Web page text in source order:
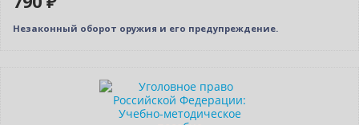
Незаконный оборот оружия и его предупреждение.